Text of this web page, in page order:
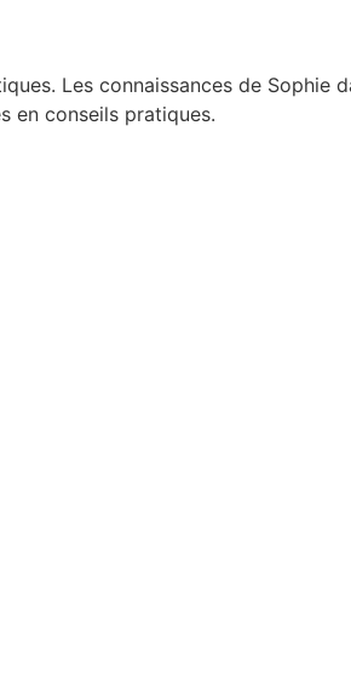
Les connaissances de Sophie
en conseils pratiques.